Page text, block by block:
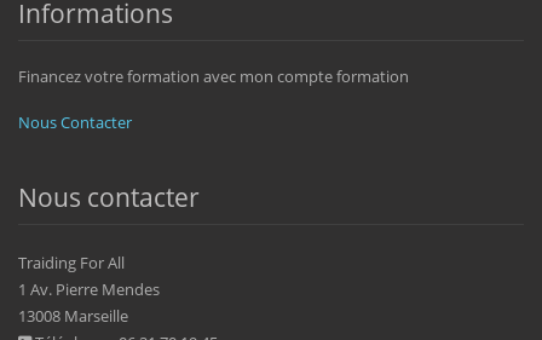
Informations
Financez votre formation avec mon compte formation
Nous Contacter
Nous contacter
Traiding For All
1 Av. Pierre Mendes
13008 Marseille